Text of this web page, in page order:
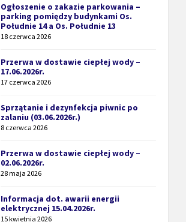
Ogłoszenie o zakazie parkowania –
parking pomiędzy budynkami Os.
Południe 14 a Os. Południe 13
18 czerwca 2026
Przerwa w dostawie ciepłej wody –
17.06.2026r.
17 czerwca 2026
Sprzątanie i dezynfekcja piwnic po
zalaniu (03.06.2026r.)
8 czerwca 2026
Przerwa w dostawie ciepłej wody –
02.06.2026r.
28 maja 2026
Informacja dot. awarii energii
elektrycznej 15.04.2026r.
15 kwietnia 2026